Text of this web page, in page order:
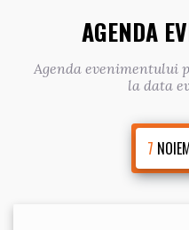
AGENDA
Agenda evenimentului
la data
7